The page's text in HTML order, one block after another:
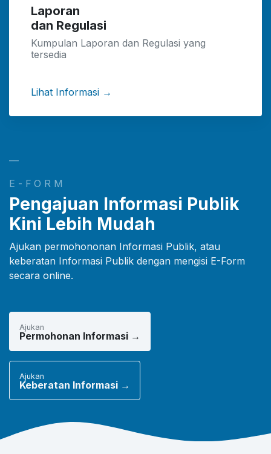
Laporan
dan Regulasi
Kumpulan Laporan dan Regulasi yang
tersedia
Lihat Informasi →
—
E-FORM
Pengajuan Informasi Publik
Kini Lebih Mudah
Ajukan permohononan Informasi Publik, atau
keberatan Informasi Publik dengan mengisi E-Form
secara online.
Ajukan
Permohonan Informasi →
Ajukan
Keberatan Informasi →